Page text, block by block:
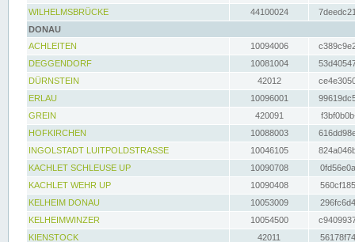
WILHELMSBRÜCKE
44100024
DONAU
ACHLEITEN
10094006
DEGGENDORF
10081004
DÜRNSTEIN
42012
ERLAU
10096001
GREIN
420091
HOFKIRCHEN
10088003
INGOLSTADT LUITPOLDSTRASSE
10046105
KACHLET SCHLEUSE UP
10090708
KACHLET WEHR UP
10090408
KELHEIM DONAU
10053009
KELHEIMWINZER
10054500
KIENSTOCK
42011